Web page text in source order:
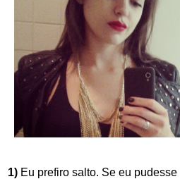
1) Eu prefiro salto. Se eu